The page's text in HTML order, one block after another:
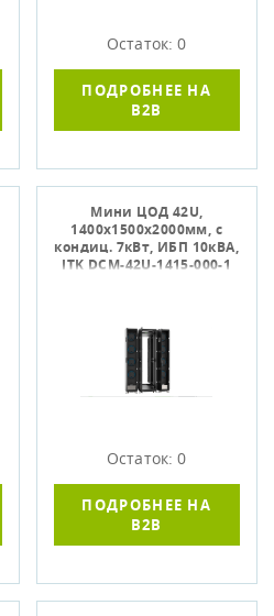
Остаток: 0
ПОДРОБНЕЕ НА
B2B
Мини ЦОД 42U,
1400х1500х2000мм, с
кондиц. 7кВт, ИБП 10кВА,
ITK DCM-42U-1415-000-1
Остаток: 0
ПОДРОБНЕЕ НА
B2B